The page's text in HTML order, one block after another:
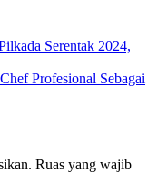
Serentak 2024,
Profesional Sebagai
Ruas yang wajib